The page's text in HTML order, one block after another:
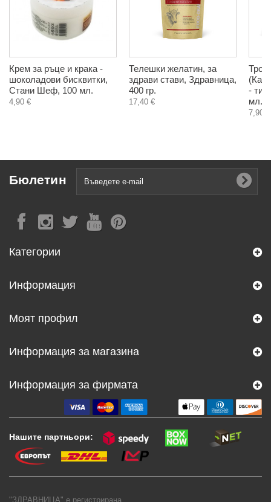
Крем за ръце и крака -
шоколадови бисквитки,
Стани Шеф, 100 мл.
4,90 €
Телешки желатин, за
здрави стави, Здравница,
400 гр.
17,40 €
-
мл.
7,90 €
Бюлетин
Категории
Информация
Моят профил
Информация за магазина
Информация за фирмата
Нашите партньори:
"ЗДРАВНИЦА" е регистрирана